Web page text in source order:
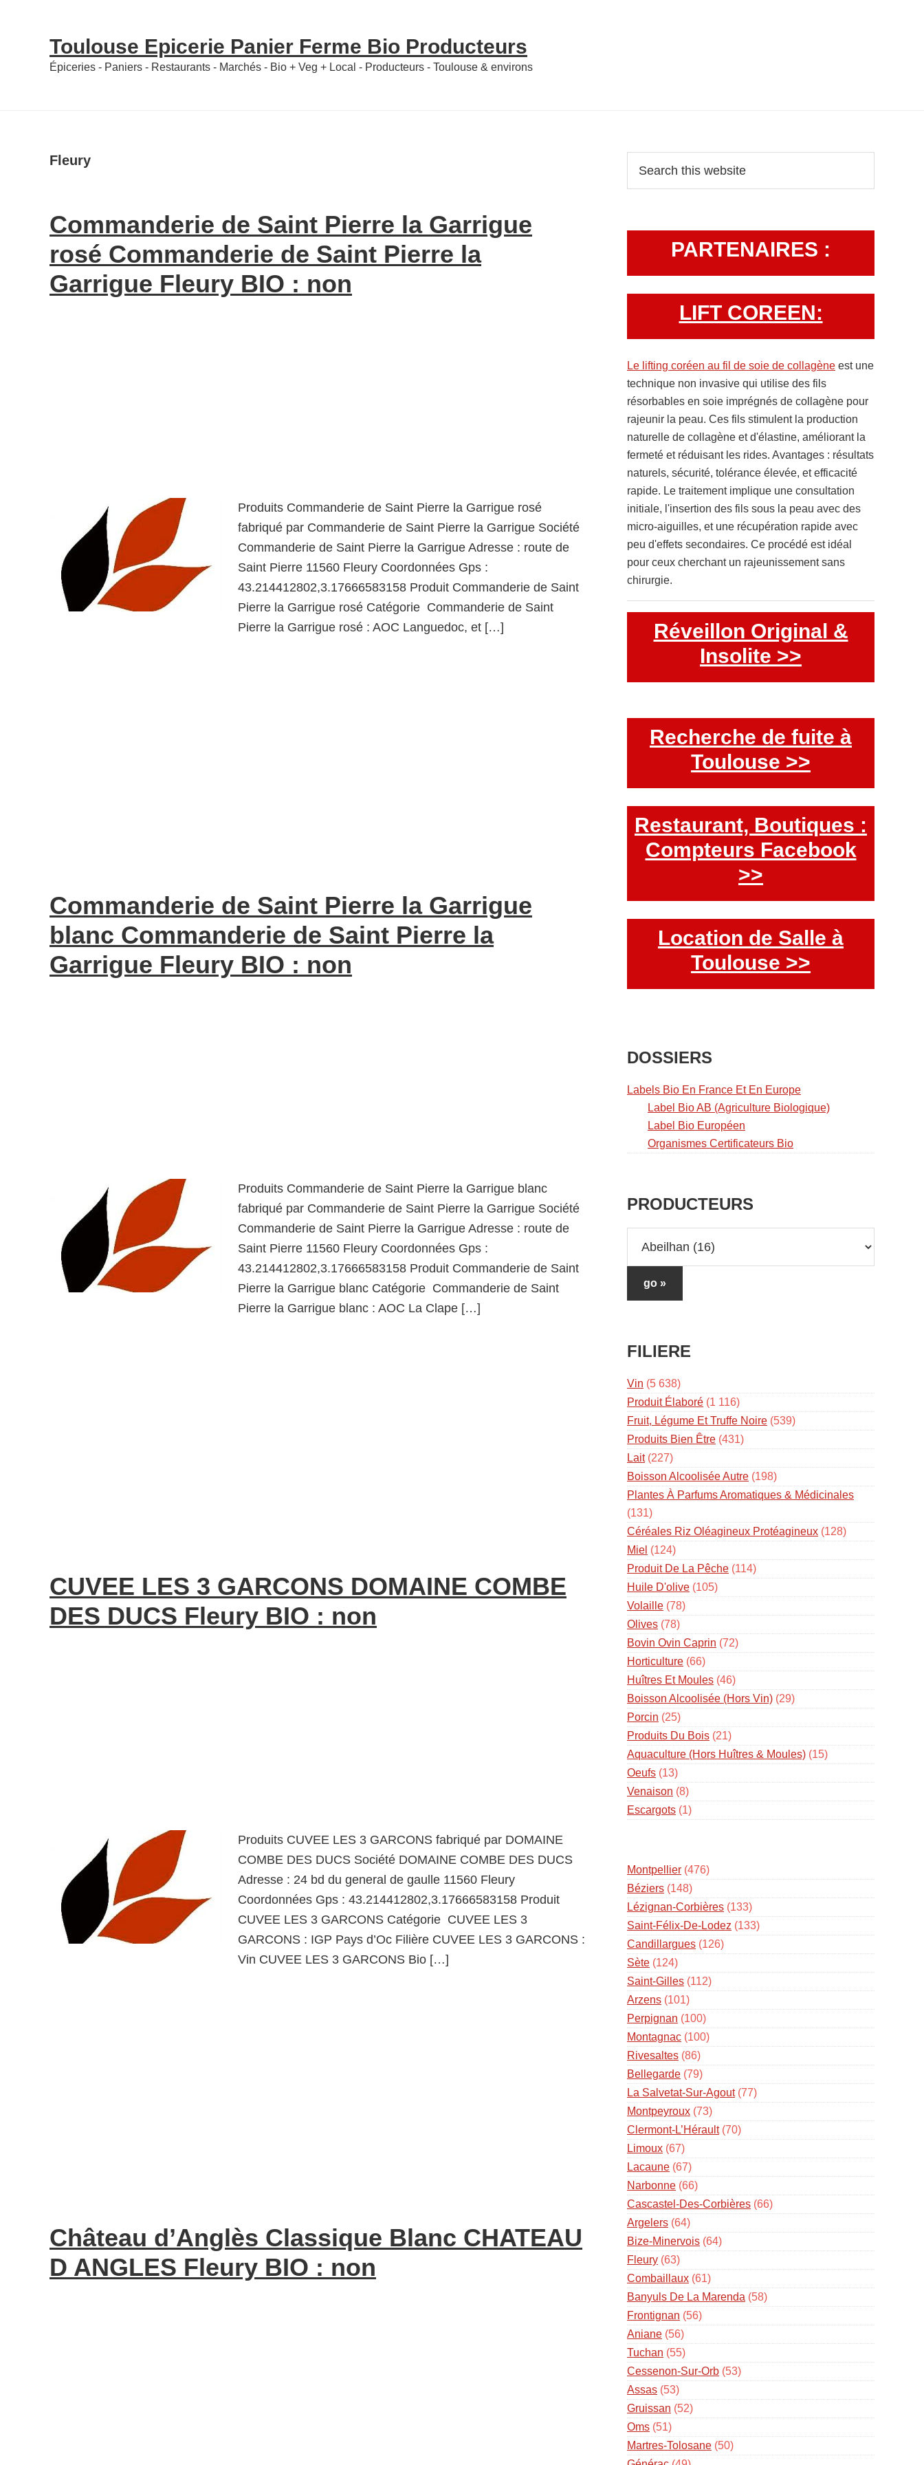
Toulouse Epicerie Panier Ferme Bio Producteurs
Épiceries - Paniers - Restaurants - Marchés - Bio + Veg + Local - Producteurs - Toulouse & environs
Fleury
Commanderie de Saint Pierre la Garrigue
rosé Commanderie de Saint Pierre la
Garrigue Fleury BIO : non
Produits Commanderie de Saint Pierre la Garrigue rosé
fabriqué par Commanderie de Saint Pierre la Garrigue Société
Commanderie de Saint Pierre la Garrigue Adresse : route de
Saint Pierre 11560 Fleury Coordonnées Gps :
43.214412802,3.17666583158 Produit Commanderie de Saint
Pierre la Garrigue rosé Catégorie Commanderie de Saint
Pierre la Garrigue rosé : AOC Languedoc, et […]
Commanderie de Saint Pierre la Garrigue
blanc Commanderie de Saint Pierre la
Garrigue Fleury BIO : non
Produits Commanderie de Saint Pierre la Garrigue blanc
fabriqué par Commanderie de Saint Pierre la Garrigue Société
Commanderie de Saint Pierre la Garrigue Adresse : route de
Saint Pierre 11560 Fleury Coordonnées Gps :
43.214412802,3.17666583158 Produit Commanderie de Saint
Pierre la Garrigue blanc Catégorie Commanderie de Saint
Pierre la Garrigue blanc : AOC La Clape […]
CUVEE LES 3 GARCONS DOMAINE COMBE
DES DUCS Fleury BIO : non
Produits CUVEE LES 3 GARCONS fabriqué par DOMAINE
COMBE DES DUCS Société DOMAINE COMBE DES DUCS
Adresse : 24 bd du general de gaulle 11560 Fleury
Coordonnées Gps : 43.214412802,3.17666583158 Produit
CUVEE LES 3 GARCONS Catégorie CUVEE LES 3
GARCONS : IGP Pays d’Oc Filière CUVEE LES 3 GARCONS :
Vin CUVEE LES 3 GARCONS Bio […]
Château d’Anglès Classique Blanc CHATEAU
D ANGLES Fleury BIO : non
Primary
Sidebar
this
PARTENAIRES :
LIFT COREEN:
Le lifting coréen au fil de soie de collagène est une
technique non invasive qui utilise des fils
résorbables en soie imprégnés de collagène pour
rajeunir la peau. Ces fils stimulent la production
naturelle de collagène et d'élastine, améliorant la
fermeté et réduisant les rides. Avantages : résultats
naturels, sécurité, tolérance élevée, et efficacité
rapide. Le traitement implique une consultation
initiale, l'insertion des fils sous la peau avec des
micro-aiguilles, et une récupération rapide avec
peu d'effets secondaires. Ce procédé est idéal
pour ceux cherchant un rajeunissement sans
chirurgie.
Réveillon Original &
Insolite >>
Recherche de fuite à
Toulouse >>
Restaurant, Boutiques :
Compteurs Facebook
>>
Location de Salle à
Toulouse >>
DOSSIERS
Labels Bio En France Et En Europe
Label Bio AB (Agriculture Biologique)
Label Bio Européen
Organismes Certificateurs Bio
PRODUCTEURS
FILIERE
Vin (5 638)
Produit Élaboré (1 116)
Fruit, Légume Et Truffe Noire (539)
Produits Bien Être (431)
Lait(227)
Boisson Alcoolisée Autre (198)
Plantes À Parfums Aromatiques & Médicinales
(131)
Céréales Riz Oléagineux Protéagineux (128)
Miel (124)
Produit De La Pêche (114)
Huile D'olive (105)
Volaille (78)
Olives (78)
Bovin Ovin Caprin (72)
Horticulture (66)
Huîtres Et Moules (46)
Boisson Alcoolisée (hors Vin) (29)
Porcin (25)
Produits Du Bois (21)
Aquaculture (hors Huîtres & Moules) (15)
Oeufs (13)
Venaison (8)
Escargots (1)
Montpellier (476)
Béziers (148)
Lézignan-Corbières (133)
Saint-Félix-De-Lodez (133)
Candillargues (126)
Sète (124)
Saint-Gilles (112)
Arzens (101)
Perpignan (100)
Montagnac (100)
Rivesaltes (86)
Bellegarde (79)
La Salvetat-Sur-Agout(77)
Montpeyroux (73)
Clermont-L’Hérault(70)
Limoux (67)
Lacaune (67)
Narbonne (66)
Cascastel-Des-Corbières (66)
Argelers (64)
Bize-Minervois (64)
Fleury (63)
Combaillaux (61)
Banyuls De La Marenda (58)
Frontignan (56)
Aniane (56)
Tuchan (55)
Cessenon-Sur-Orb (53)
Assas (53)
Gruissan (52)
Oms (51)
Martres-Tolosane (50)